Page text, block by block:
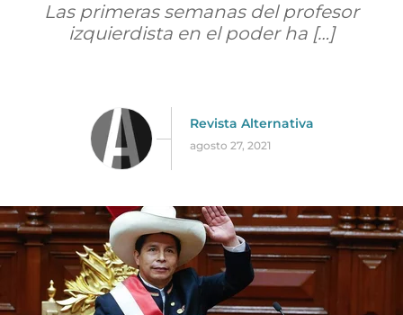
Las primeras semanas del profesor
izquierdista en el poder ha […]
Revista Alternativa
agosto 27, 2021